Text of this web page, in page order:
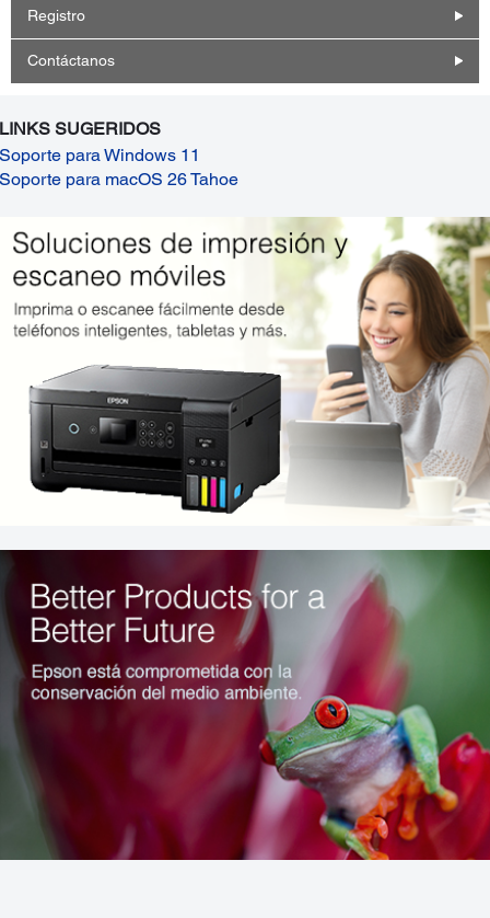
Registro
Contáctanos
LINKS SUGERIDOS
Soporte para Windows 11
Soporte para macOS 26 Tahoe